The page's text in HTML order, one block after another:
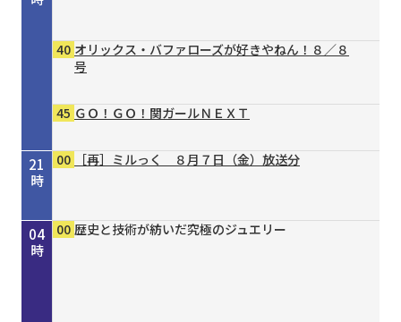
21
時
22
時
23
時
00
時
01
時
02
時
03
時
04
時
40 オリックス・バファローズが好きやねん！８／８
号
45 ＧＯ！ＧＯ！関ガールＮＥＸＴ
00 ［再］ミルっく ８月７日（金）放送分
00 きしわだネイチャー探訪 ＃１６８
30 地車かわら版
00 Ｄａｙ Ｔｒｉｐｐｅｒ ＃７９
15 歴史街道 ＃４４８ 丹波と京を結んだ“川の街
30 ＧＯ！ＧＯ！関ガールＮＥＸＴ
45 オリックス・バファローズが好きやねん！８／８
50 しまねＦｕｔｕｒｅ２０３０
00 ホトケ女史のぶらりまいり 「郡山八幡神社」編
15 歴史街道 ＃４４８ 丹波と京を結んだ“川の街
30 地車かわら版
00 誰でも簡単にオシャレネイル HOMEI
00 歴史と技術が紡いだ究極のジュエリー
00 歴史と技術が紡いだ究極のジュエリー
00 歴史と技術が紡いだ究極のジュエリー